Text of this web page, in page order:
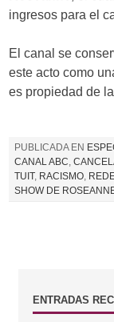
ingresos para el
El canal se
este acto como
es propiedad de
PUBLICADA EN
CANAL ABC,
TUIT, RACISMO,
SHOW DE
BENTRADAS